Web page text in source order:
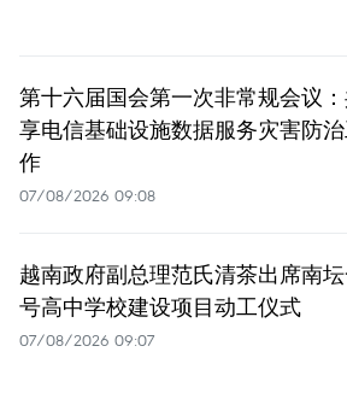
第十六届国会第一次非常规会议
享电信基础设施数据服务灾害防
作
07/08/2026 09:08
越南政府副总理范氏清茶出席南
号高中学校建设项目动工仪式
07/08/2026 09:07